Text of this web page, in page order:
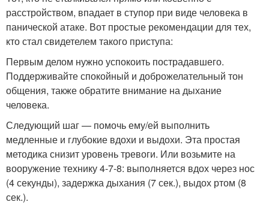
расстройством, впадает в ступор при виде человека в
панической атаке. Вот простые рекомендации для тех,
кто стал свидетелем такого приступа:
Первым делом нужно успокоить пострадавшего.
Поддерживайте спокойный и доброжелательный тон
общения, также обратите внимание на дыхание
человека.
Следующий шаг — помочь ему/ей выполнить
медленные и глубокие вдохи и выдохи. Эта простая
методика снизит уровень тревоги. Или возьмите на
вооружение технику 4-7-8: выполняется вдох через нос
(4 секунды), задержка дыхания (7 сек.), выдох ртом (8
сек.).